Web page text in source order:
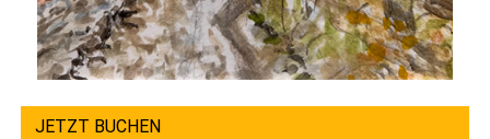
JETZT BUCHEN